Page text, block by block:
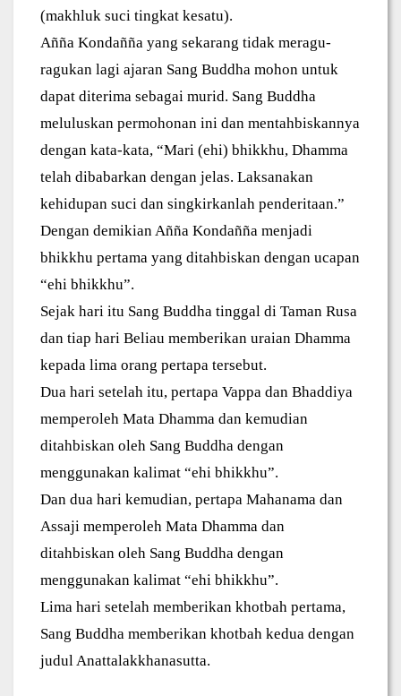
(makhluk suci tingkat kesatu).
Añña Kondañña yang sekarang tidak meragu-
ragukan lagi ajaran Sang Buddha mohon untuk
dapat diterima sebagai murid. Sang Buddha
meluluskan permohonan ini dan mentahbiskannya
dengan kata-kata, “Mari (ehi) bhikkhu, Dhamma
telah dibabarkan dengan jelas. Laksanakan
kehidupan suci dan singkirkanlah penderitaan.”
Dengan demikian Añña Kondañña menjadi
bhikkhu pertama yang ditahbiskan dengan ucapan
“ehi bhikkhu”.
Sejak hari itu Sang Buddha tinggal di Taman Rusa
dan tiap hari Beliau memberikan uraian Dhamma
kepada lima orang pertapa tersebut.
Dua hari setelah itu, pertapa Vappa dan Bhaddiya
memperoleh Mata Dhamma dan kemudian
ditahbiskan oleh Sang Buddha dengan
menggunakan kalimat “ehi bhikkhu”.
Dan dua hari kemudian, pertapa Mahanama dan
Assaji memperoleh Mata Dhamma dan
ditahbiskan oleh Sang Buddha dengan
menggunakan kalimat “ehi bhikkhu”.
Lima hari setelah memberikan khotbah pertama,
Sang Buddha memberikan khotbah kedua dengan
judul Anattalakkhanasutta.